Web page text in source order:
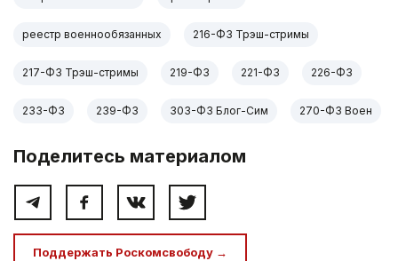
реестр военнообязанных 216-ФЗ Трэш-стримы
217-ФЗ Трэш-стримы 219-ФЗ 221-ФЗ 226-ФЗ
233-ФЗ 239-ФЗ 303-ФЗ Блог-Сим 270-ФЗ Воен
Поделитесь материалом
Поддержать Роскомсвободу →